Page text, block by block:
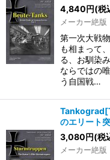
4,840円(税
メーカー絶版
第一次大戦
も相まって
る、お馴染
ならではの
う自国戦…
のエリート
3,080円(税
メーカー絶版